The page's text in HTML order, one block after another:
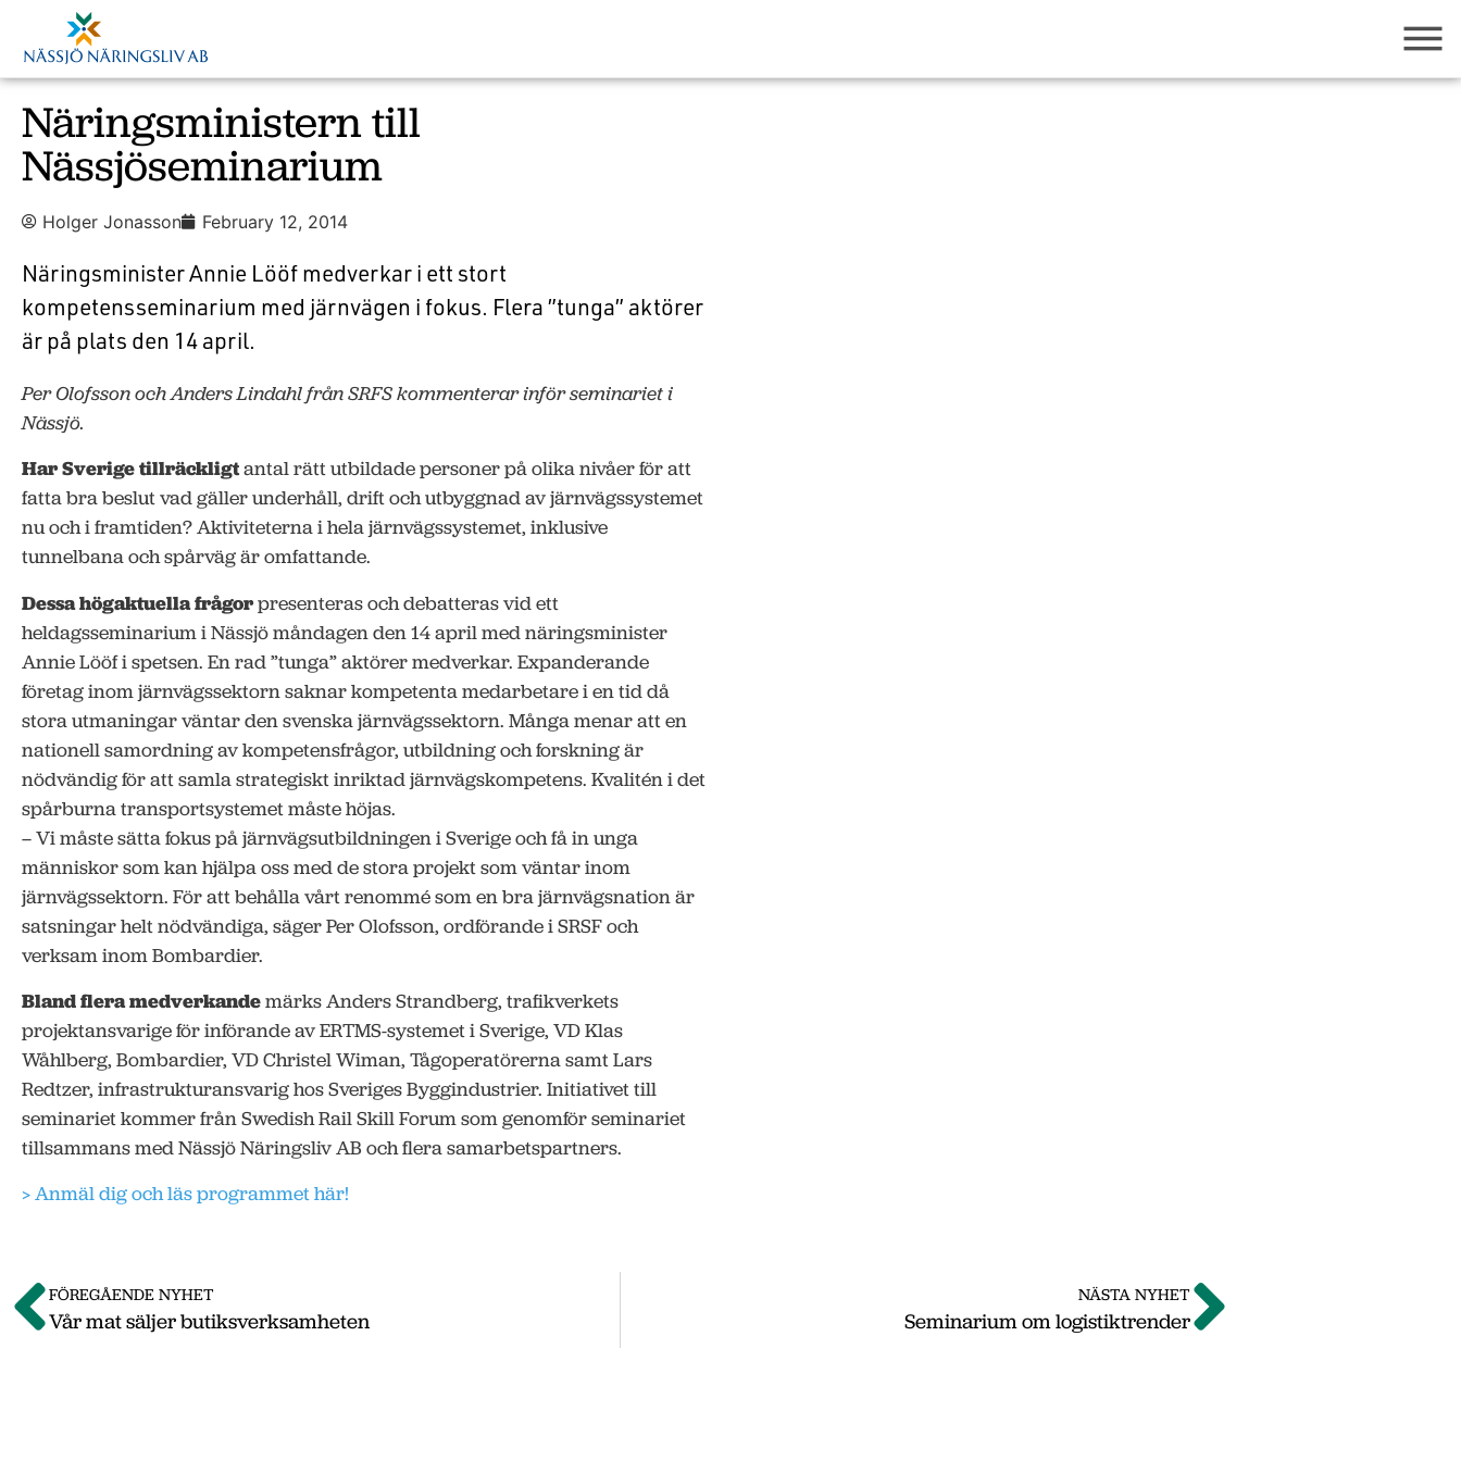
Näringsministern till
Nässjöseminarium
Holger Jonasson February 12, 2014
Näringsminister Annie Lööf medverkar i ett stort
kompetensseminarium med järnvägen i fokus. Flera ”tunga” aktörer
är på plats den 14 april.
Per Olofsson och Anders Lindahl från SRFS kommenterar inför seminariet i
Nässjö.
Har Sverige tillräckligtantal rätt utbildade personer på olika nivåer för att
fatta bra beslut vad gäller underhåll, drift och utbyggnad av järnvägssystemet
nu och i framtiden? Aktiviteterna i hela järnvägssystemet, inklusive
tunnelbana och spårväg är omfattande.
Dessa högaktuella frågorpresenteras och debatteras vid ett
heldagsseminarium i Nässjö måndagen den 14 april med näringsminister
Annie Lööf i spetsen. En rad ”tunga” aktörer medverkar. Expanderande
företag inom järnvägssektorn saknar kompetenta medarbetare i en tid då
stora utmaningar väntar den svenska järnvägssektorn. Många menar att en
nationell samordning av kompetensfrågor, utbildning och forskning är
nödvändig för att samla strategiskt inriktad järnvägskompetens. Kvalitén i det
spårburna transportsystemet måste höjas.
– Vi måste sätta fokus på järnvägsutbildningen i Sverige och få in unga
människor som kan hjälpa oss med de stora projekt som väntar inom
järnvägssektorn. För att behålla vårt renommé som en bra järnvägsnation är
satsningar helt nödvändiga, säger Per Olofsson, ordförande i SRSF och
verksam inom Bombardier.
Bland flera medverkandemärks Anders Strandberg, trafikverkets
projektansvarige för införande av ERTMS-systemet i Sverige, VD Klas
Wåhlberg, Bombardier, VD Christel Wiman, Tågoperatörerna samt Lars
Redtzer, infrastrukturansvarig hos Sveriges Byggindustrier. Initiativet till
seminariet kommer från Swedish Rail Skill Forum som genomför seminariet
tillsammans med Nässjö Näringsliv AB och flera samarbetspartners.
> Anmäl dig och läs programmet här!
FÖREGÅENDE NYHET
Vår mat säljer butiksverksamheten
NÄSTA NYHET
Seminarium om logistiktrender